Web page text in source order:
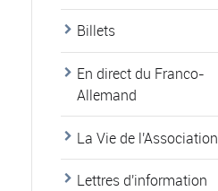
Billets
En direct du Franco-
Allemand
La Vie de l'Association
Lettres d'information